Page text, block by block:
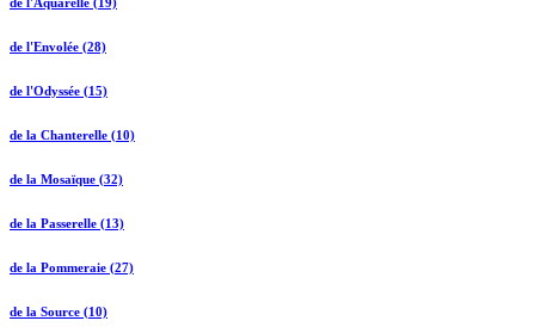
de l'Envolée (28)
de l'Odyssée (15)
de la Chanterelle (10)
de la Mosaïque (32)
de la Passerelle (13)
de la Pommeraie (27)
de la Source (10)